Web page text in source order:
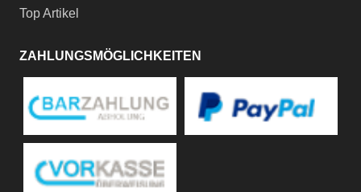
Top Artikel
ZAHLUNGSMÖGLICHKEITEN